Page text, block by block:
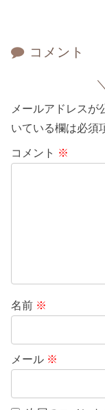
コメント
メールアドレスが
いている欄は必須
コメント ※
名前 ※
メール ※